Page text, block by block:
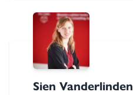
Sien Vanderlinden